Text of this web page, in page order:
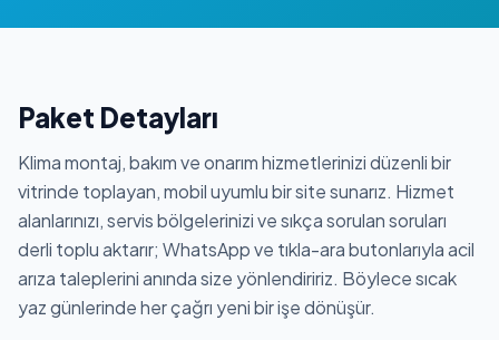
Paket Detayları
Klima montaj, bakım ve onarım hizmetlerinizi düzenli bir
vitrinde toplayan, mobil uyumlu bir site sunarız. Hizmet
alanlarınızı, servis bölgelerinizi ve sıkça sorulan soruları
derli toplu aktarır; WhatsApp ve tıkla-ara butonlarıyla acil
arıza taleplerini anında size yönlendiririz. Böylece sıcak
yaz günlerinde her çağrı yeni bir işe dönüşür.